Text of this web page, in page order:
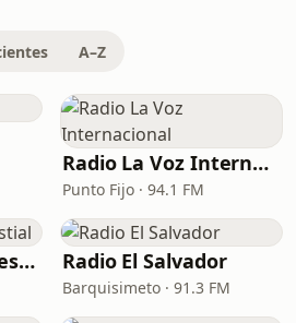
A–Z
Radio La Voz Internacional
Punto Fijo · 94.1 FM
Radio Impacto Celestial Radio El Salvador
Barquisimeto · 91.3 FM